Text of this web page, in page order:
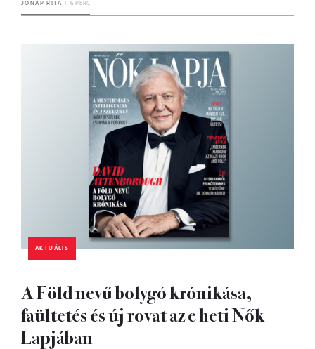
JÓNAP RITA 6 PERC
AKTUÁLIS
A Föld nevű bolygó krónikása,
faültetés és új rovat az e heti Nők
Lapjában